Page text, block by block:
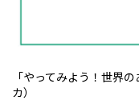
「やってみよう！世界
カ）